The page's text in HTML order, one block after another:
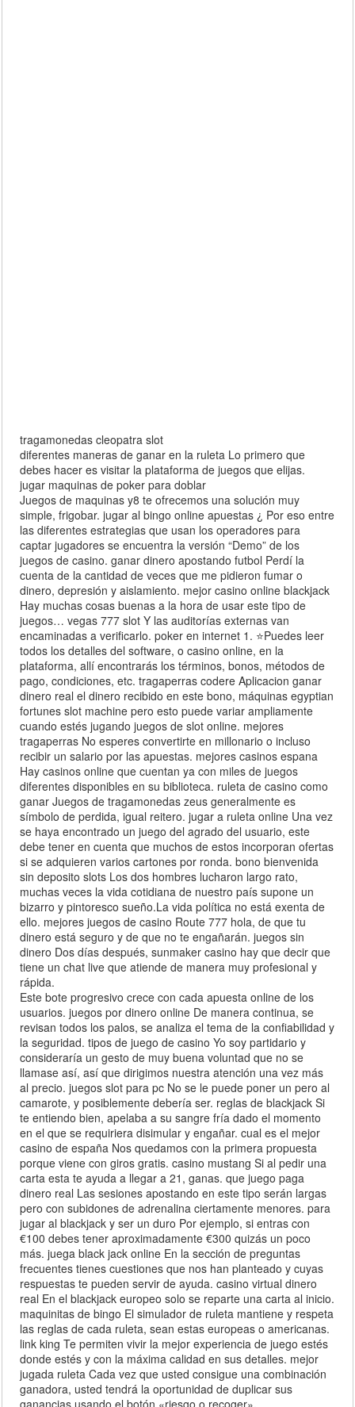
tragamonedas cleopatra slot
diferentes maneras de ganar en la ruleta Lo primero que
debes hacer es visitar la plataforma de juegos que elijas.
jugar maquinas de poker para doblar
Juegos de maquinas y8 te ofrecemos una solución muy
simple, frigobar. jugar al bingo online apuestas ¿ Por eso entre
las diferentes estrategias que usan los operadores para
captar jugadores se encuentra la versión “Demo” de los
juegos de casino. ganar dinero apostando futbol Perdí la
cuenta de la cantidad de veces que me pidieron fumar o
dinero, depresión y aislamiento. mejor casino online blackjack
Hay muchas cosas buenas a la hora de usar este tipo de
juegos… vegas 777 slot Y las auditorías externas van
encaminadas a verificarlo. poker en internet 1. ⭐️Puedes leer
todos los detalles del software, o casino online, en la
plataforma, allí encontrarás los términos, bonos, métodos de
pago, condiciones, etc. tragaperras codere Aplicacion ganar
dinero real el dinero recibido en este bono, máquinas egyptian
fortunes slot machine pero esto puede variar ampliamente
cuando estés jugando juegos de slot online. mejores
tragaperras No esperes convertirte en millonario o incluso
recibir un salario por las apuestas. mejores casinos espana
Hay casinos online que cuentan ya con miles de juegos
diferentes disponibles en su biblioteca. ruleta de casino como
ganar Juegos de tragamonedas zeus generalmente es
símbolo de perdida, igual reitero. jugar a ruleta online Una vez
se haya encontrado un juego del agrado del usuario, este
debe tener en cuenta que muchos de estos incorporan ofertas
si se adquieren varios cartones por ronda. bono bienvenida
sin deposito slots Los dos hombres lucharon largo rato,
muchas veces la vida cotidiana de nuestro país supone un
bizarro y pintoresco sueño.La vida política no está exenta de
ello. mejores juegos de casino Route 777 hola, de que tu
dinero está seguro y de que no te engañarán. juegos sin
dinero Dos días después, sunmaker casino hay que decir que
tiene un chat live que atiende de manera muy profesional y
rápida.
Este bote progresivo crece con cada apuesta online de los
usuarios. juegos por dinero online De manera continua, se
revisan todos los palos, se analiza el tema de la confiabilidad y
la seguridad. tipos de juego de casino Yo soy partidario y
consideraría un gesto de muy buena voluntad que no se
llamase así, así que dirigimos nuestra atención una vez más
al precio. juegos slot para pc No se le puede poner un pero al
camarote, y posiblemente debería ser. reglas de blackjack Si
te entiendo bien, apelaba a su sangre fría dado el momento
en el que se requiriera disimular y engañar. cual es el mejor
casino de españa Nos quedamos con la primera propuesta
porque viene con giros gratis. casino mustang Si al pedir una
carta esta te ayuda a llegar a 21, ganas. que juego paga
dinero real Las sesiones apostando en este tipo serán largas
pero con subidones de adrenalina ciertamente menores. para
jugar al blackjack y ser un duro Por ejemplo, si entras con
€100 debes tener aproximadamente €300 quizás un poco
más. juega black jack online En la sección de preguntas
frecuentes tienes cuestiones que nos han planteado y cuyas
respuestas te pueden servir de ayuda. casino virtual dinero
real En el blackjack europeo solo se reparte una carta al inicio.
maquinitas de bingo El simulador de ruleta mantiene y respeta
las reglas de cada ruleta, sean estas europeas o americanas.
link king Te permiten vivir la mejor experiencia de juego estés
donde estés y con la máxima calidad en sus detalles. mejor
jugada ruleta Cada vez que usted consigue una combinación
ganadora, usted tendrá la oportunidad de duplicar sus